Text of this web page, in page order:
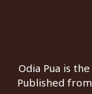
Odia Pua is
Published